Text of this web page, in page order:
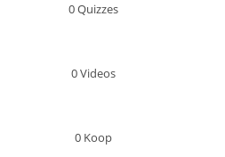
0Quizzes
0Videos
0 Koop